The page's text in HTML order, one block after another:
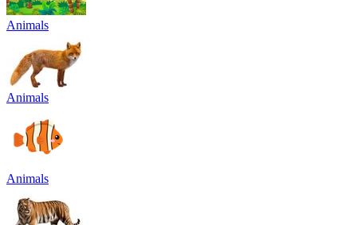
Animals
Animals
Animals